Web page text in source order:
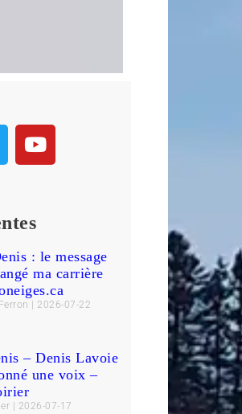
: le message
ma carrière
2026-07-22
– Denis Lavoie
une voix –
2026-07-17